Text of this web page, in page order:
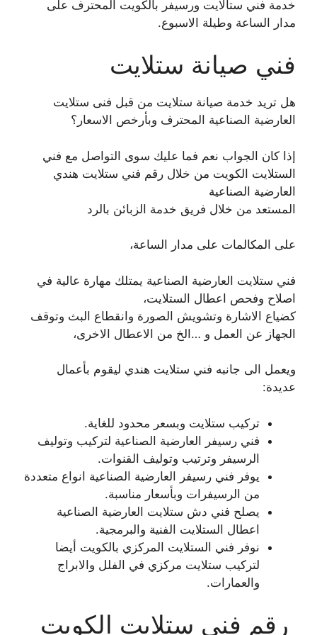
خدمة فني ستالايت ورسيفر بالكويت المحترف على
مدار الساعة وطيلة الاسبوع.
فني صيانة ستلايت
هل تريد خدمة صيانة ستلايت من قبل فنى ستلايت
العارضية الصناعية المحترف وبأرخص الاسعار؟
إذا كان الجواب نعم فما عليك سوى التواصل مع فني
الستلايت الكويت من خلال رقم فني ستلايت هندي
العارضية الصناعية
المستعد من خلال فريق خدمة الزبائن بالرد
على المكالمات على مدار الساعة،
فني ستلايت العارضية الصناعية يمتلك مهارة عالية في
اصلاح وفحص اعطال الستلايت،
كضياع الاشارة وتشويش الصورة وانقطاع البث وتوقف
الجهاز عن العمل و …الخ من الاعطال الاخرى،
ويعمل الى جانبه فني ستلايت هندي ليقوم بأعمال
عديدة:
تركيب ستلايت وبسعر محدود للغاية.
فني رسيفر العارضية الصناعية لتركيب وتوليف
الرسيفر وترتيب وتوليف القنوات.
يوفر فني رسيفر العارضية الصناعية انواع متعددة
من الرسيفرات وبأسعار مناسبة.
يصلح فني دش ستلايت العارضية الصناعية
اعطال الستلايت الفنية والبرمجية.
نوفر فني الستلايت المركزي بالكويت أيضا
لتركيب ستلايت مركزي في الفلل والابراج
والعمارات.
رقم فني ستلايت الكويت